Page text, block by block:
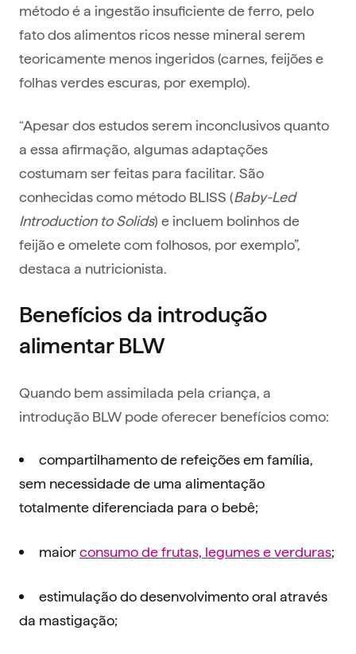
método é a ingestão insuficiente de ferro, pelo
fato dos alimentos ricos nesse mineral serem
teoricamente menos ingeridos (carnes, feijões e
folhas verdes escuras, por exemplo).
“Apesar dos estudos serem inconclusivos quanto
a essa afirmação, algumas adaptações
costumam ser feitas para facilitar. São
conhecidas como método BLISS (Baby-Led
Introduction to Solids) e incluem bolinhos de
feijão e omelete com folhosos, por exemplo”,
destaca a nutricionista.
Benefícios da introdução
alimentar BLW
Quando bem assimilada pela criança, a
introdução BLW pode oferecer benefícios como:
compartilhamento de refeições em família,
sem necessidade de uma alimentação
totalmente diferenciada para o bebê;
maiorconsumo de frutas, legumes e verduras;
estimulação do desenvolvimento oral através
da mastigação;